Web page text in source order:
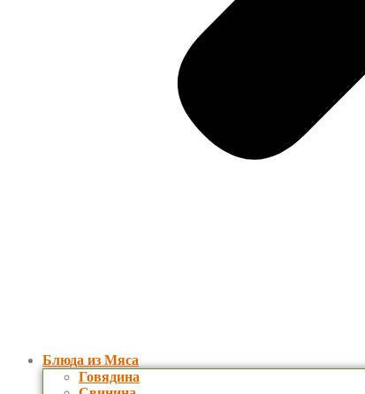
Блюда из Мяса
Говядина